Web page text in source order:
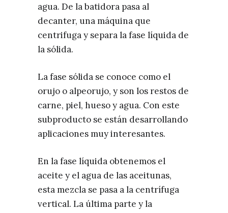
agua. De la batidora pasa al
decanter, una máquina que
centrifuga y separa la fase líquida de
la sólida.
La fase sólida se conoce como el
orujo o alpeorujo, y son los restos de
carne, piel, hueso y agua. Con este
subproducto se están desarrollando
aplicaciones muy interesantes.
En la fase líquida obtenemos el
aceite y el agua de las aceitunas,
esta mezcla se pasa a la centrífuga
vertical. La última parte y la